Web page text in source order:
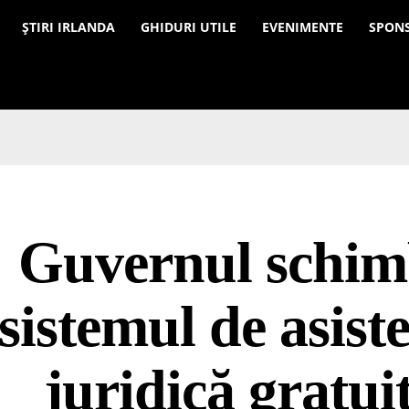
ȘTIRI IRLANDA GHIDURI UTILE EVENIMENTE
Guvernul
sistemul de
juridică